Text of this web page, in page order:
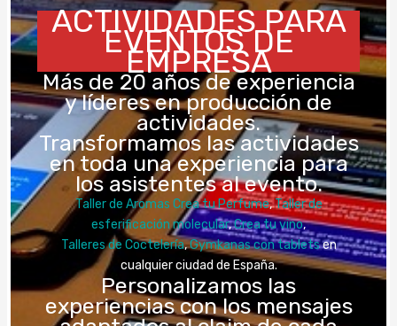
ACTIVIDADES PARA
EVENTOS DE
EMPRESA
Más de 20 años de experiencia
y líderes en producción de
actividades.
Transformamos las actividades
en toda una experiencia para
los asistentes al evento.
Taller de Aromas Crea tu Perfume,Taller de
esferificación molecular,Crea tu vino,
Talleres de Coctelería,Gymkanas con tabletsen
cualquier ciudad de España.
Personalizamos las
experiencias con los mensajes